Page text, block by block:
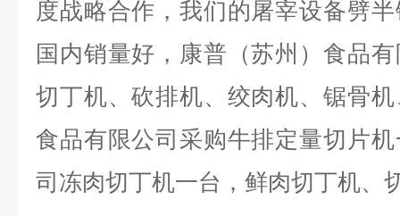
度战略合作，我们的屠宰设备劈
国内销量好，康普（苏州）食品
切丁机、砍排机、绞肉机、锯骨
食品有限公司采购牛排定量切片
司冻肉切丁机一台，鲜肉切丁机、